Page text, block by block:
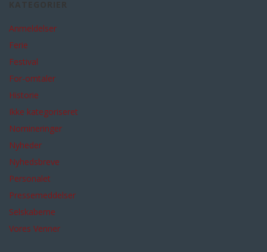
Anmeldelser
Ferie
Festival
For-omtaler
Historie
Ikke kategoriseret
Nomineringer
Nyheder
Nyhedsbreve
Personalet
Pressemeddelser
Selskaberne
Vores Venner